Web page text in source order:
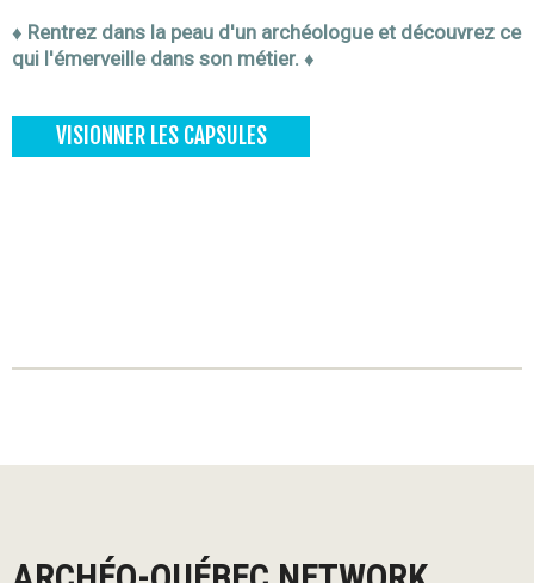
♦ Rentrez dans la peau d'un archéologue et découvrez ce
qui l'émerveille dans son métier. ♦
VISIONNER LES CAPSULES